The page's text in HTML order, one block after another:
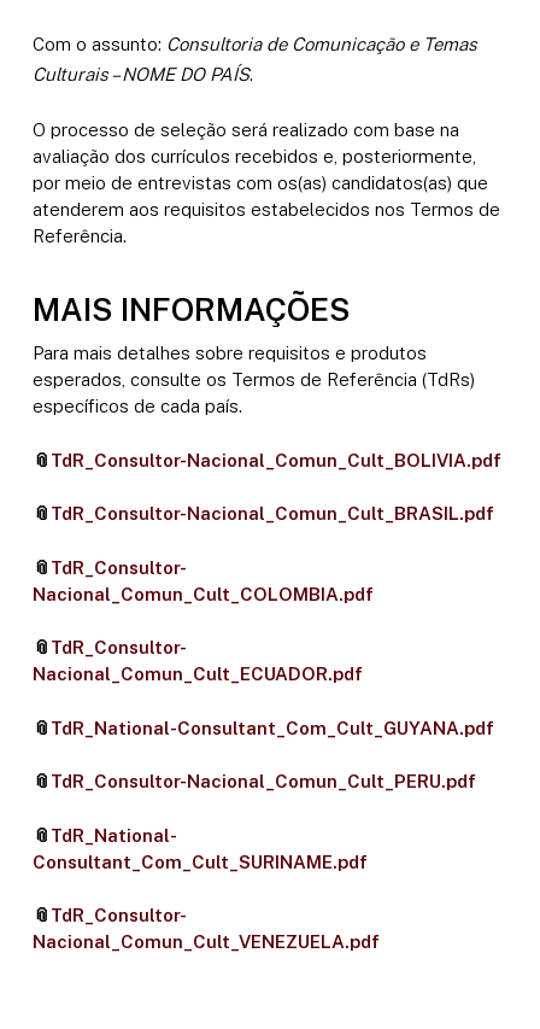
Com o assunto: Consultoria de Comunicação e Temas
Culturais – NOME DO PAÍS.
O processo de seleção será realizado com base na
avaliação dos currículos recebidos e, posteriormente,
por meio de entrevistas com os(as) candidatos(as) que
atenderem aos requisitos estabelecidos nos Termos de
Referência.
MAIS INFORMAÇÕES
Para mais detalhes sobre requisitos e produtos
esperados, consulte os Termos de Referência (TdRs)
específicos de cada país.
📎 TdR_Consultor-Nacional_Comun_Cult_BOLIVIA.pdf
📎 TdR_Consultor-Nacional_Comun_Cult_BRASIL.pdf
📎 TdR_Consultor-
Nacional_Comun_Cult_COLOMBIA.pdf
📎 TdR_Consultor-
Nacional_Comun_Cult_ECUADOR.pdf
📎 TdR_National-Consultant_Com_Cult_GUYANA.pdf
📎 TdR_Consultor-Nacional_Comun_Cult_PERU.pdf
📎 TdR_National-
Consultant_Com_Cult_SURINAME.pdf
📎 TdR_Consultor-
Nacional_Comun_Cult_VENEZUELA.pdf